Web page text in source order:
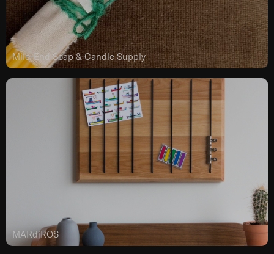
Mile-End Soap & Candle Supply
MARdiROS